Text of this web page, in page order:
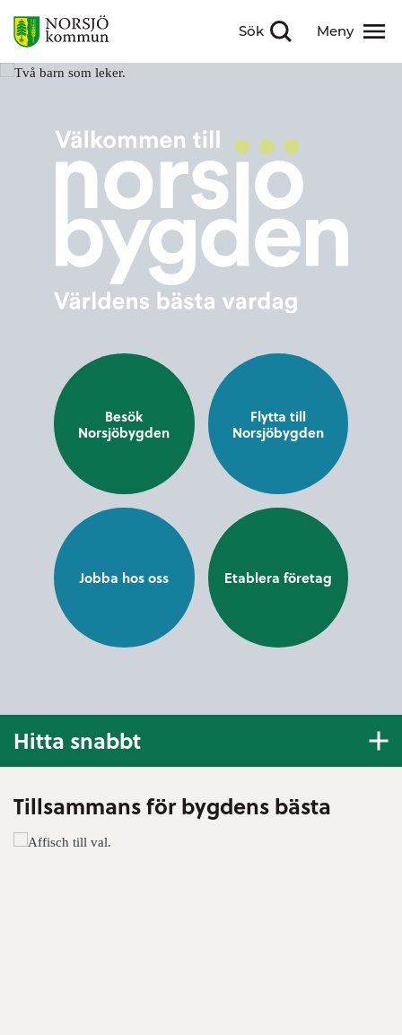
Sök
Visa sökfält Meny
Visa meny
Besök
Norsjöbygden
Flytta till
Norsjöbygden
Jobba hos oss Etablera företag
Tillsammans för bygdens bästa
Hitta snabbt
Bygglov